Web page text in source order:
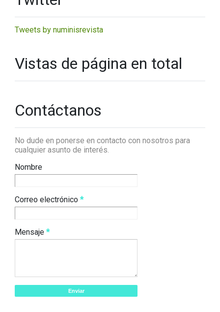
Tweets by numinisrevista
Vistas de página en total
Contáctanos
No dude en ponerse en contacto con nosotros para
cualquier asunto de interés.
Nombre
Correo electrónico *
Mensaje *